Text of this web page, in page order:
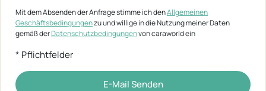
Mit dem Absenden der Anfrage stimme ich denAllgemeinen
Geschäftsbedingungenzu und willige in die Nutzung meiner Daten
gemäß derDatenschutzbedingungenvon caraworld ein
* Pflichtfelder
E-Mail Senden